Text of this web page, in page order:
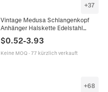
+37
Vintage Medusa Schlangenkopf
Anhänger Halskette Edelstahl
Legierung Gotik Punk Hip Hop
Mythologische Schmuck Für
Herren Damen Alltag Party Zubehör
$0.52-3.93
Keine MOQ · 77 kürzlich verkauft
+68